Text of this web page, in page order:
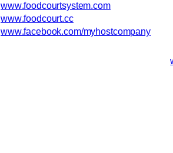
www.foodcourtsystem.com
www.foodcourt.cc
www.facebook.com/myhostcompany